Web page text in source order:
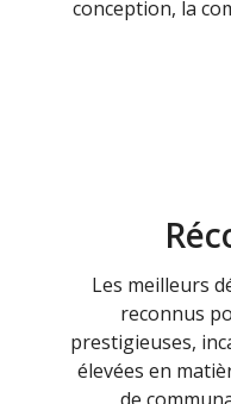
conception, la
Les meilleurs
reconnus
prestigieuses,
élevées en
de